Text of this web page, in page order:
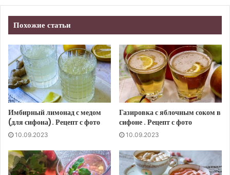
Похожие статьи
Имбирный лимонад с медом
(для сифона). Рецепт с фото
10.09.2023
Газировка с яблочным соком в
сифоне . Рецепт с фото
10.09.2023